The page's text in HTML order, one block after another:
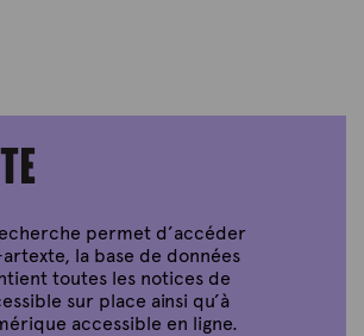
permet d’accéder
la base de données
toutes les notices de
sur place ainsi qu’à
accessible en ligne.